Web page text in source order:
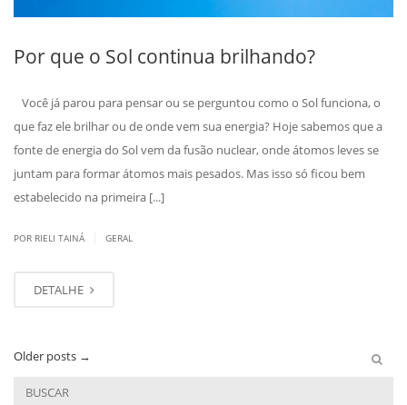
Por que o Sol continua brilhando?
Você já parou para pensar ou se perguntou como o Sol funciona, o
que faz ele brilhar ou de onde vem sua energia? Hoje sabemos que a
fonte de energia do Sol vem da fusão nuclear, onde átomos leves se
juntam para formar átomos mais pesados. Mas isso só ficou bem
estabelecido na primeira [...]
POR RIELI TAINÁ GERAL
DETALHE
Older posts →